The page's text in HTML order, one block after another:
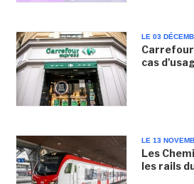
LE 03
Carrefour
cas
LE 13
Les
les rails